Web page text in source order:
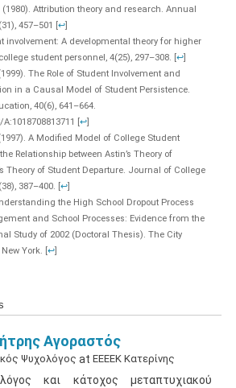
(1980). Attribution theory and research. Annual
457–501
↩]
involvement: A developmental theory for higher
student personnel, 4(25), 297–308. ↩]
The Role of Student Involvement and
in a Causal Model of Student Persistence.
40(6), 641–664.
↩]
A Modified Model of College Student
Relationship between Astin’s Theory of
Theory of Student Departure. Journal of College
387–400. ↩]
the High School Dropout Process
and School Processes: Evidence from the
Study of 2002 (Doctoral Thesis). The City
York. ↩]
Αγοραστός
Ψυχολόγος at ΕΕΕΕΚ Κατερίνης
και κάτοχος μεταπτυχιακού